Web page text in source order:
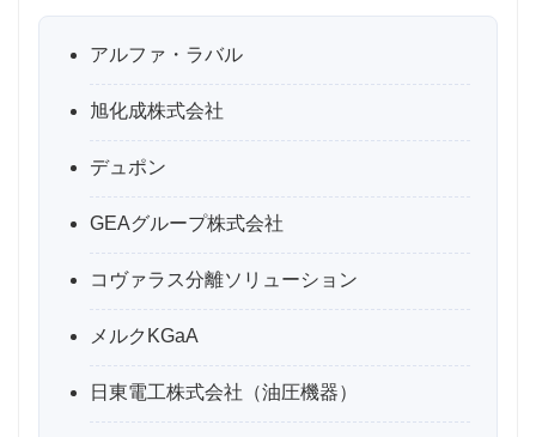
アルファ・ラバル
旭化成株式会社
デュポン
GEAグループ株式会社
コヴァラス分離ソリューション
メルクKGaA
日東電工株式会社（油圧機器）